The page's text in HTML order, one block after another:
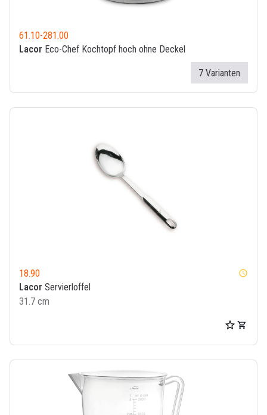
61.10-281.00
Lacor Eco-Chef Kochtopf hoch ohne Deckel
7 Varianten
18.90 watch_later
Lacor Servierloffel
31.7 cm